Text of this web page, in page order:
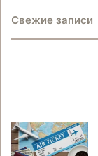
Свежие записи